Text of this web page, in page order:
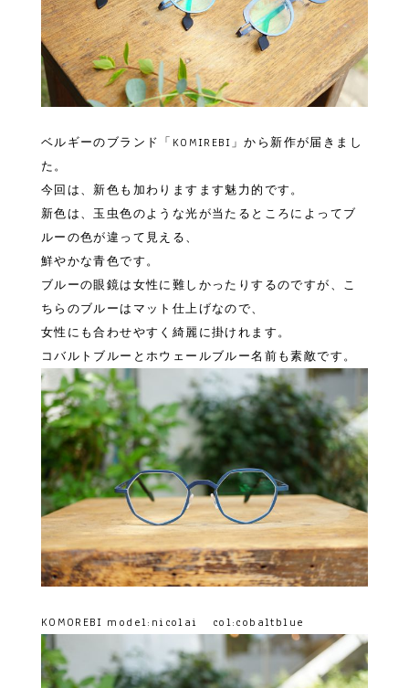
ベルギーのブランド「KOMIREBI」から新作が届きまし
た。
今回は、新色も加わりますます魅力的です。
新色は、玉虫色のような光が当たるところによってブ
ルーの色が違って見える、
鮮やかな青色です。
ブルーの眼鏡は女性に難しかったりするのですが、こ
ちらのブルーはマット仕上げなので、
女性にも合わせやすく綺麗に掛けれます。
コバルトブルーとホウェールブルー名前も素敵です。
KOMOREBI model:nicolai col:cobaltblue